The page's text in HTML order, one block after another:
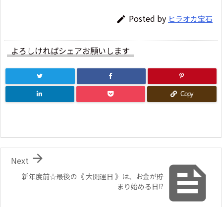
 Posted by ヒラオカ宝石
よろしければシェアお願いします
Copy

新年度前☆最後の《 大開運日 》は、お金が貯
まり始める日!?

Next